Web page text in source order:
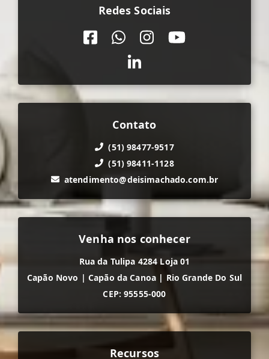
Redes Sociais
Contato
(51) 98477-9517
(51) 98411-1128
atendimento@deisimachado.com.br
Venha nos conhecer
Rua da Tulipa 4284 Loja 01
Capão Novo | Capão da Canoa | Rio Grande Do Sul
CEP: 95555-000
Recursos